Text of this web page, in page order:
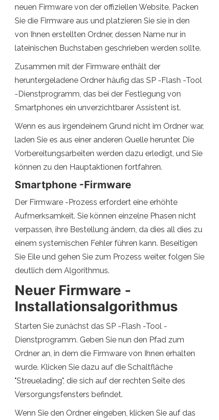
neuen Firmware von der offiziellen Website. Packen
Sie die Firmware aus und platzieren Sie sie in den
von Ihnen erstellten Ordner, dessen Name nur in
lateinischen Buchstaben geschrieben werden sollte.
Zusammen mit der Firmware enthält der
heruntergeladene Ordner häufig das SP -Flash -Tool
-Dienstprogramm, das bei der Festlegung von
Smartphones ein unverzichtbarer Assistent ist.
Wenn es aus irgendeinem Grund nicht im Ordner war,
laden Sie es aus einer anderen Quelle herunter. Die
Vorbereitungsarbeiten werden dazu erledigt, und Sie
können zu den Hauptaktionen fortfahren.
Smartphone -Firmware
Der Firmware -Prozess erfordert eine erhöhte
Aufmerksamkeit. Sie können einzelne Phasen nicht
verpassen, ihre Bestellung ändern, da dies all dies zu
einem systemischen Fehler führen kann. Beseitigen
Sie Eile und gehen Sie zum Prozess weiter, folgen Sie
deutlich dem Algorithmus.
Neuer Firmware -
Installationsalgorithmus
Starten Sie zunächst das SP -Flash -Tool -
Dienstprogramm. Geben Sie nun den Pfad zum
Ordner an, in dem die Firmware von Ihnen erhalten
wurde. Klicken Sie dazu auf die Schaltfläche
"Streuelading", die sich auf der rechten Seite des
Versorgungsfensters befindet.
Wenn Sie den Ordner eingeben, klicken Sie auf das